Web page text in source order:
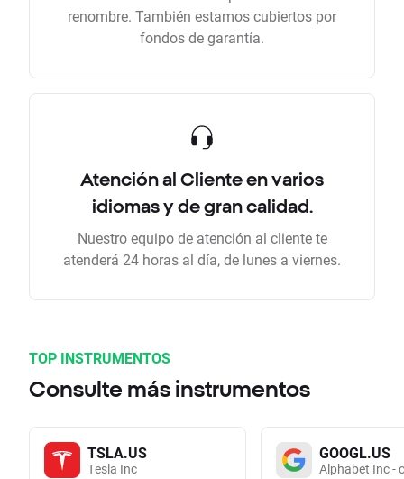
renombre. También estamos cubiertos por
fondos de garantía.
Atención al Cliente en varios
idiomas y de gran calidad.
Nuestro equipo de atención al cliente te
atenderá 24 horas al día, de lunes a viernes.
TOP INSTRUMENTOS
Consulte más instrumentos
TSLA.US
Tesla Inc
GOOGL.US
Alphabet Inc -